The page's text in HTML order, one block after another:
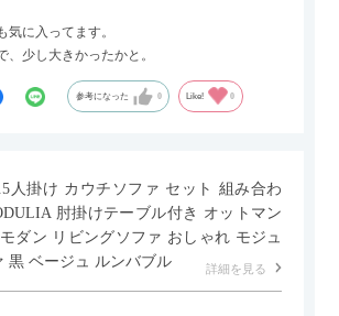
気に入ってます。
、少し大きかったかと。
参考になった 0 Like! 0
人掛け カウチソファ セット 組み合わ
肘掛けテーブル付き オットマン
ダン リビングソファ おしゃれ モジュ
黒 ベージュ ルンバブル
詳細を見る